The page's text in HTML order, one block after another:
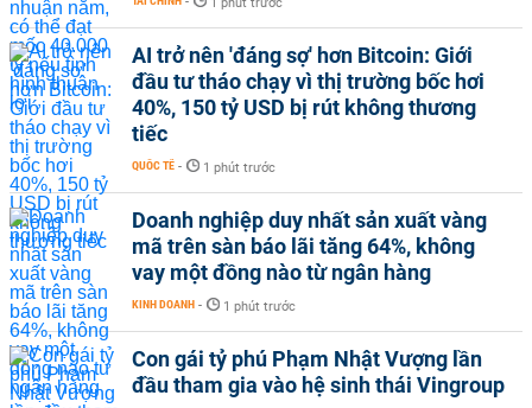
AI trở nên 'đáng sợ' hơn Bitcoin: Giới
đầu tư tháo chạy vì thị trường bốc hơi
40%, 150 tỷ USD bị rút không thương
tiếc
QUỐC TẾ - 1 phút trước
Doanh nghiệp duy nhất sản xuất vàng
mã trên sàn báo lãi tăng 64%, không
vay một đồng nào từ ngân hàng
KINH DOANH - 1 phút trước
Con gái tỷ phú Phạm Nhật Vượng lần
đầu tham gia vào hệ sinh thái Vingroup